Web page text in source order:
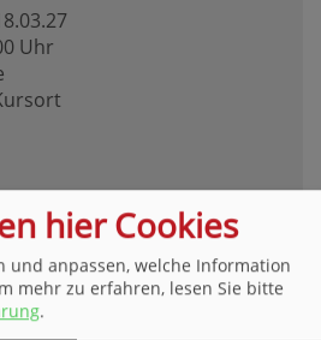
Uhr
hier Cookies
und anpassen, welche Information
mehr zu erfahren, lesen Sie bitte
.